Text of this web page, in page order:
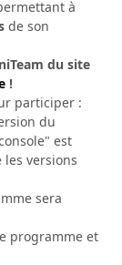
à
de son
du site
!
participer :
du
est
versions
sera
programme et